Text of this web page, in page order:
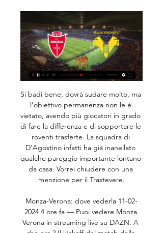
Si badi bene, dovrà sudare molto, ma l’obiettivo permanenza non le è vietato, avendo più giocatori in grado di fare la differenza e di sopportare le roventi trasferte. La squadra di D’Agostino infatti ha già inanellato qualche pareggio importante lontano da casa. Vorrei chiudere con una menzione per il Trastevere.

Monza-Verona: dove vederla 11-02-2024 4 ore fa — Puoi vedere Monza Verona in streaming live su DAZN. A che ora ? Il kickoff del match della giornata di Serie A TIM, è in programma 11.02.2024 ...

Webcam Abano Terme. Webcam in diretta da Abano Terme (PD) Veneto, cliccando sulle immagini si accede alla scheda con i dettagli della webcam dove si può visionare lo zoom, la quota, le previsioni per la località, la mappa della zona e tante altre risorse utili.

Monza-Verona: dove vederla in diretta tv e streaming, 14 ore fa — Baroni. Dove vedere Monza-Verona in tv. La partita tra Monza e Verona verrà trasmessa in esclusiva su DAZN, visibile anche sul canale 214 del ...

Al termine della stagione 2010-2011, scaduto il suo contratto col Monza, decide di lasciare il calcio giocato per intraprendere una nuova avventura professionale in linea con il proprio percorso di studi, essendosi nel frattempo laureato in scienze motorie presso l'Università Cattolica del Sacro Cuore di …

Monza Verona in streaming gratis? Guarda la partita Monza Verona in streaming gratis? Come seguire la partita su DAZN · Monza Verona in streaming gratis? Su DAZN anche Serie A e il grande calcio internazionale.

Il primo Campionato iniziato nel nuovo Millennio si conclude con la vittoria del Cosmos, ma la gioia gialloverde dura solo un anno, perché dalla stagione successiva inizia il dominio del Domagnano, che dura quattro anni ma con una parentesi interna, quella dell’annata 2003/2004, griffata Pennarossa.

Monza-Verona: orario, dove vederla in TV, probabili 3 giorni fa — Il match tra Monza e Verona sarà visibile in streaming su DAZN (applicazione accessibile attraverso smartphone, tablet, pc e smart tv), oltre ...

La Roma batte il Sassuolo e rimane in scia della Lazio ora quarta in classifica e a +4 sui giallorossi. La squadra di Di Francesco ha dato buone risposte, agevolata anche da alcune interpretazioni difensive dei neroverdi quantomeno rivedibili. La retroguardia di De Zerbi è la quinta più battuta

alle 19.00, nel Roseto, in collaborazione con il Festival itinerante di poesia “Acque di Acqua”, letture poetiche di Mila Bratina, Giacomo Sandron, Miha Obit, Maria Pia Quintavalla, Luigia Sorrentino, Marco Marangoni, Brenda Porster.

2017 Italia. Riproduci. Yara è una giovane sirena che ha abbandonato il mare e, conquistate un paio di gambe su cui camminare, cerca disperatamente Ares, il tritone di cui è innamorata, che è scappato e si nasconde a Napoli, la città delle sirene per antonomasia.

See reyer.it alternatives REYER- BASKET VENEZIA MESTRE - Reyer Venezia, Umana Reyer, basket, basket femminile, basket maschile, Reyer 1872 La Reyer e oggi una delle prime realta cestistiche del Veneto e tra le pochissime realta nazionali dove le squadre maschili e femminili sono riunite sotto una stessa proprieta.

Notaresco- Avezzano 2-0 Sangiustese-Porto Sant'Elpidio 1-1 Vastogirardi-ASD Pineto Calcio 0-0 GIRONE G Arzachena-Latte Dolce 1-2 Latina-Lanusei Calcio 1-1 Muravera- Cassino …

Group 1 ora fa — Monza Verona in diretta gratis Monza Verona in diretta gratis Monza-Hellas Verona Monza - Hellas Verona gratis Monza Verona in streaming ...

Dopo la terza sconfitta consecutiva incassata sabato al Palamilone contro la Green Basket Palermo, i ragazzi della New Team Crotone sono pronti per affrontare l’Amendolia Basket Milazzo. Impegno casalingo per la New Team, sabato 29 partita in casa e si spera risulato utile e punti preziosi in classifica. La squadra … Read More »

...che in territorio italiano le trevigiane e l'Igor Gorgonzola.che in territorio italiano le trevigiane e l'Igor Gorgonzola Novara. IMOCO VOLLEY CONEGLIANO-SAUGELLA MONZA La cerimonia dello stendardo.

Gran vittoria della Juventus Under16 che continua la sua striscia positiva di risultati in campionato. Superata la Sampdoria per 4 reti a 0 a Vinovo, così la squadra di Mister Bonatti sale a 7 punti in classifica dopo 3 giornate disputate.

FROSINONE – Frosinone-Fiorentina si gioca venerdì 9 novembre alle ore 20.30. La partita verrà trasmessa in diretta tv esclusiva da Sky Sport e in diretta streaming su SkyGo. Notiziario di Frosinone-Fiorentina. LONGO DEVE DECIDERE IL SOSTITUTO DELL’INFORTUNATO CIANO Contro la …

Marina di Ragusa calcio: statistiche, ultime partite giocate, vittorie, pareggi e sconfitte. Per offrirti il miglior servizio possibile questo sito utilizza cookie propri e di terze parti. Continuando la navigazione nel sito acconsenti al loro impiego in conformità alla nostra Cookie Policy.

Questa è la pagina 1. Trovato 1 frasi corrispondenza a frase Levico Terme.Trovato in 1 ms.Le memorie di traduzione sono creati da umani, ma in linea di computer, che potrebbe causare errori. Essi provengono da molte fonti e non sono controllati. State attenti.

13, Via Cigna Francesco-10152 Torino (TO) Centro Dentale L'arcobaleno. 16, Via Campana Federico-10125 Torino (TO) Gallo Daniele : 16, Via Treviso-10144 Torino (TO). 119, Via Fabrizi Nicola-10145 Torino (TO) Giampetruzzi Dr. Luigi Piero : 124, c. Potenza-10149 Torino (TO)

Finalmente a Crema si parla di mare: Il Crema diving center, in collaborazione con il prestigioso Istituto per gli Studi sul Mare di Milano e con l'acquario civico di Milano organizza un corso base di biologia marina aperto a giovani e adulti, subacquei e no, per entrare in contatto in modo facile e divertente con le meravigliose creature che popolano il sesto continente... tutti gli incontri.

Trento non muore mai ed espugna Cremona 83-76.. Menetti ospite della trasmissione televisiva Basket-time. scritto da Giovanni Nicotera il 9 Ott 2015 in A, Pallacanestro Reggiana. Aquila Basket, Basket Torino, Dinamo Sassari, New Basket Brindisi, Olimpia Milano,.

[Rassegna stampa] " Ecco le notizie più interessanti dall'Italia e dal mondo in edicola oggi, 23 ottobre 2019. L'ombra del neonazismo sull'attentato in Norvegia Nel paese scandinavo è tornato il terrore 8 anni dopo il massacro di Breivik: un estremista di.

Gli eventi e il Turismo in Piemonte provincia per provincia Alessandria, Asti, Biella. , Cuneo, Novara, Torino, Vercelli, Verbania Seguiteci su Facebook e Twitter Quotidiano Piemontese Dalla Redazione Social Network Pubblicità Novajo Contatti

IMMOBILFIN S.A.S. COMM.PROCOPIO GIUSEPPE è una società registrata negli organismi ufficiali come SOCIETA' IN ACCOMANDITA SEMPLICE - Società di persone. L'azienda è iscritta all'attività CIIU che comprende lo svolgimento di Costruzione di edifici residenziali e non residenziali.

Salve vi aspetto Domenica 3 Novembre alle ore 21:30 per la "Sagra non Solo Funghi"presso Il Castello Lancellotti"in località Lauro (AVELLINO) 11/11/2019 Festa in Piazza . Salve,vi aspetto Lunedi 11 novembre alle ore 20:00 per la "Festa della Castagna" presso il Teatro Tenda di Piancarani di Campli (TERAMO) 17/11/2019 Pranzo Spettacolo

anno xxviii - n. 10 14 marzo 2013 www. ideawebtv. it il nostro sorriso È la loro missione rivarossa team ad alba imprenditrici in rosa su www.

Si sono allineati ai quarti di finale i tabelloni delle pre-qualificazioni degli Internazionali d’Italia di tennis: oggi sono entrati in scena i migliori otto sia nel tabellone maschile che in quello femminile, e da domani si lotterà per le wild card. Chi arriverà in semifinale avrà la certezza

Eintracht Frankfurt. Ментор: zeuge_yeboahs. FC… Become a member. Sign in. Get started [!!!UEFA-Tv]SGE gegen Internazionale im live stream.. FC Internazionale Milano, die Nerazzuri, Giuseppe-Meazza-Stadion, Bobo Vieri, Francesco Toldo, Marco Materazzi, Javier Zanetti, Esteban Cambiasso, Giuseppe Bergomi,.

Nel contatto con i bambini della scuola, portano la voglia di vederli crescere nella fede e nei valori cristiani. Due suore sono impegnate anche nella catechesi parrocchiale e nella pastorale giovanile. Alcune più anziane, che non possono più fare pastorale diretta, contribuiscono come possono all’andamento comunitario.

L’Hellas Verona miglior difesa dopo 10 giornate. 31 Ottobre 2019. Commenti recenti. odorizzi su Il Verona torna dalla Sardegna con 1 punto fortunato; odorizzi su Juric: “Meritavamo di più. C’è rammarico, ma che prestazione i miei ragazzi!.

Fondazione Cariplo è impegnata nel sostegno, la promozione e l'innovazione di progetti di utilità sociale legati ad arte e cultura, ambiente, sociale e ricerca scientifica. Ogni anno vengono realizzati mediamente più di 1000 progetti grazie ai contributi a fondo perduto distribuiti mediante bandi, e

NARDÒ (Lecce) – Derby vivace tra Nardò e Fasano. Al “Giovanni Paolo II” termina uno a uno con le reti firmate dall’ex Corvino, per gli ospiti, e da Aquaro per i granata. La partita si apre con il Fasano in avanti e che prova a costruire la sua manovra. Ma è il Toro al minuto 21

Quarto grado è un programma trasmesso dal 2010 in prima serata su Rete4 e condotto da Gianluigi Nuzzi con Alessandra Viero. La trasmissione si occupa di approfondire in modo giornalistico i casi di cronaca attuali e passati ancora irrisolti e avvolti nel mistero.

VITESSE (OLANDA) - Sfida sulla carta facile per il PSV Eindhoven (70) che vuole prosegue la rincorsa al titolo. Il Vitesse (42) è in piena lotta per un posto nelle competizioni e

Area Camper Frontemare , Porto Sant'Elpidio, Marche, aree di sosta Porto Sant'Elpidio, sosta Marche, aree attrezzate in Marche, sosta camper in Porto Sant'Elpidio, Marche, punti idonei alla sosta camper, punti di sosta Marche, sosta camper Porto Sant'Elpidio, camper, camperisti

Hellas Verona - Monza in Diretta Streaming Guarda Hellas Verona - Monza Live e On Demand su DAZN IT con 2 dispositivi diversi contemporaneamente e connetti fino a 6 dispositivi.

Italia Bulgaria in diretta: scopri i risultati della partita I